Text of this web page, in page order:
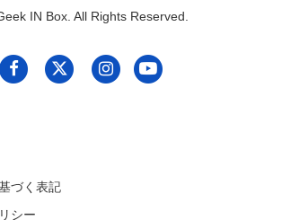
IN Box. All Rights Reserved.
づく表記
シー